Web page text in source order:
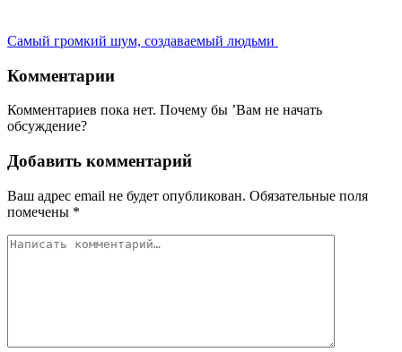
Самый громкий шум, создаваемый людьми
Комментарии
Комментариев пока нет. Почему бы ’Вам не начать
обсуждение?
Добавить комментарий
Ваш адрес email не будет опубликован. Обязательные поля
помечены *